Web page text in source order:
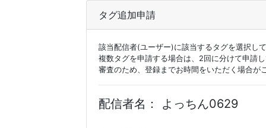
タグ追加申請
該当配信者(ユーザー)に該当するタグを選択し
複数タグを申請する場合は、2回に分けて申請
審査のため、登録までお時間をいただく場合が
配信者名： よっちん0629